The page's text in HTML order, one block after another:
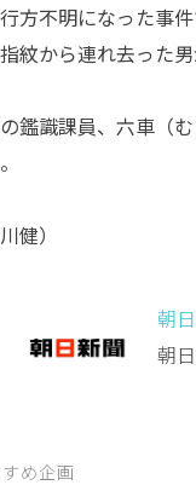
方不明になった事
紋から連れ去った
鑑識課員、六車（
健）
朝
朝
め企画